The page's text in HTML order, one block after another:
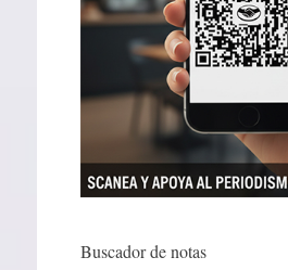
Buscador de notas